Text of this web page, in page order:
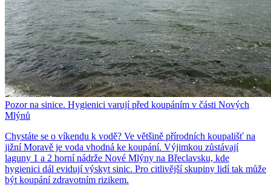
Pozor na sinice. Hygienici varují před koupáním v části Nových
Mlýnů
Chystáte se o víkendu k vodě? Ve většině přírodních koupališť na
jižní Moravě je voda vhodná ke koupání. Výjimkou zůstávají
laguny 1 a 2 horní nádrže Nové Mlýny na Břeclavsku, kde
hygienici dál evidují výskyt sinic. Pro citlivější skupiny lidí tak může
být koupání zdravotním rizikem.